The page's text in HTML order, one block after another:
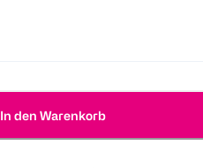
In den Warenkorb